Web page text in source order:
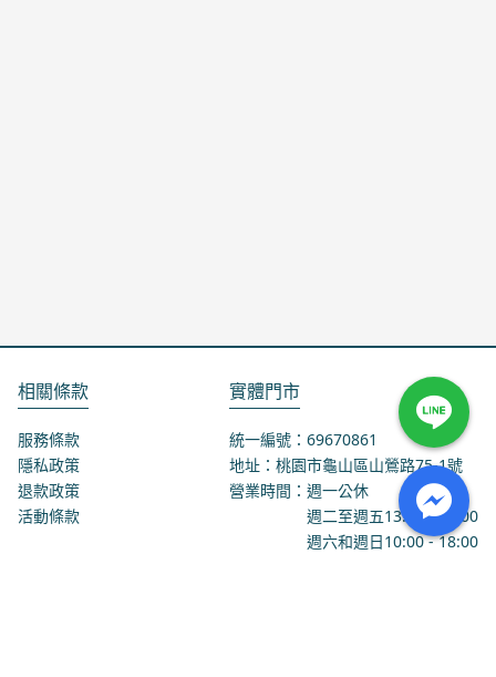
相關條款
服務條款
隱私政策
退款政策
活動條款
實體門市
統一編號：69670861
地址：桃園市龜山區山鶯路75-1號
營業時間：週一公休
週二至週五13:00 - 18:00
週六和週日10:00 - 18:00